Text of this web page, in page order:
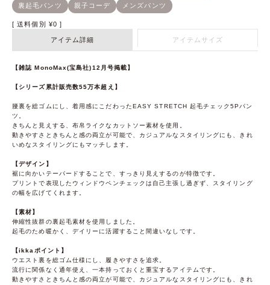
送料個別 ¥0
アイテム詳細 アイテムサイズ
【雑誌 MonoMax(宝島社)12月号掲載】
【シリーズ累計販売数55万本超え】
腰裏を総ゴムにし、着用感にこだわったEASY STRETCH 起毛チェック5Pパン
ツ。
きちんと見えする、布帛ライクなカットソー素材を使用。
動きやすさときちんと感の両立が可能で、カジュアルなスタイリングにも、きれ
いめなスタイリングにもマッチします。
【デザイン】
裾に向かいテーパードすることで、すっきり見えするのが特徴です。
プリントで表現したウィンドウペンチェックは自己主張し過ぎず、スタイリング
の幅を広げてくれます。
【素材】
伸縮性抜群の裏起毛素材を使用しました。
起毛のため暖かく、デイリーに活躍すること間違いなしです。
【ikkaポイント】
ウエスト裏を総ゴム仕様にし、履きやすさを追求。
流行に関係なく通年使え、一本持っておくと重宝するアイテムです。
動きやすさときちんと感の両立が可能で、カジュアルなスタイリングにも、きれ